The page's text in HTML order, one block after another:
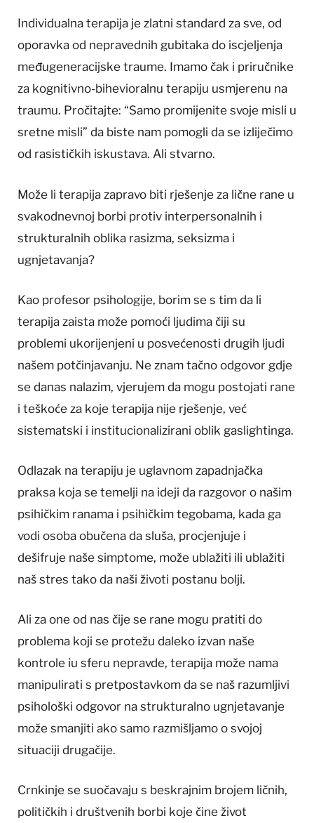
Individualna terapija je zlatni standard za sve, od
oporavka od nepravednih gubitaka do iscjeljenja
međugeneracijske traume. Imamo čak i priručnike
za kognitivno-bihevioralnu terapiju usmjerenu na
traumu. Pročitajte: “Samo promijenite svoje misli u
sretne misli” da biste nam pomogli da se izliječimo
od rasističkih iskustava. Ali stvarno.
Može li terapija zapravo biti rješenje za lične rane u
svakodnevnoj borbi protiv interpersonalnih i
strukturalnih oblika rasizma, seksizma i
ugnjetavanja?
Kao profesor psihologije, borim se s tim da li
terapija zaista može pomoći ljudima čiji su
problemi ukorijenjeni u posvećenosti drugih ljudi
našem potčinjavanju. Ne znam tačno odgovor gdje
se danas nalazim, vjerujem da mogu postojati rane
i teškoće za koje terapija nije rješenje, već
sistematski i institucionalizirani oblik gaslightinga.
Odlazak na terapiju je uglavnom zapadnjačka
praksa koja se temelji na ideji da razgovor o našim
psihičkim ranama i psihičkim tegobama, kada ga
vodi osoba obučena da sluša, procjenjuje i
dešifruje naše simptome, može ublažiti ili ublažiti
naš stres tako da naši životi postanu bolji.
Ali za one od nas čije se rane mogu pratiti do
problema koji se protežu daleko izvan naše
kontrole iu sferu nepravde, terapija može nama
manipulirati s pretpostavkom da se naš razumljivi
psihološki odgovor na strukturalno ugnjetavanje
može smanjiti ako samo razmišljamo o svojoj
situaciji drugačije.
Crnkinje se suočavaju s beskrajnim brojem ličnih,
političkih i društvenih borbi koje čine život